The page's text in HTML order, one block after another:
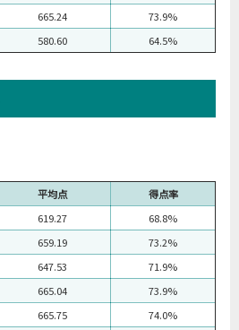
665.24
73.9%
580.60 64.5%
平均点
得点率
619.27
68.8%
659.19
73.2%
647.53
71.9%
665.04
73.9%
665.75
74.0%